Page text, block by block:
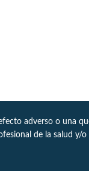
adverso o una
de la salud y/